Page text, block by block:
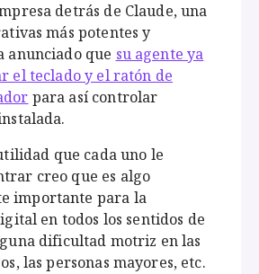
detrás de Claude, una
más potentes y
anunciado que su agente ya
el teclado y el ratón de
para así controlar
que cada uno le
creo que es algo
importante para la
en todos los sentidos de
dificultad motriz en las
las personas mayores, etc.